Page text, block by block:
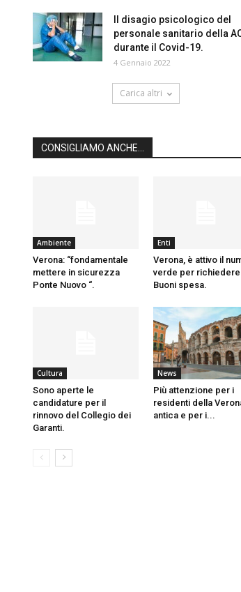
Il disagio psicologico del
personale sanitario della
durante il Covid-19.
4 Gennaio 2022
Carica altri
CONSIGLIAMO ANCHE...
Ambiente
Verona: “fondamentale
mettere in sicurezza
Ponte Nuovo “.
Enti
Verona, è attivo il
verde per richiedere
Buoni spesa.
Cultura
Sono aperte le
candidature per il
rinnovo del Collegio dei
Garanti.
News
Più attenzione per i
residenti della
antica e per i...